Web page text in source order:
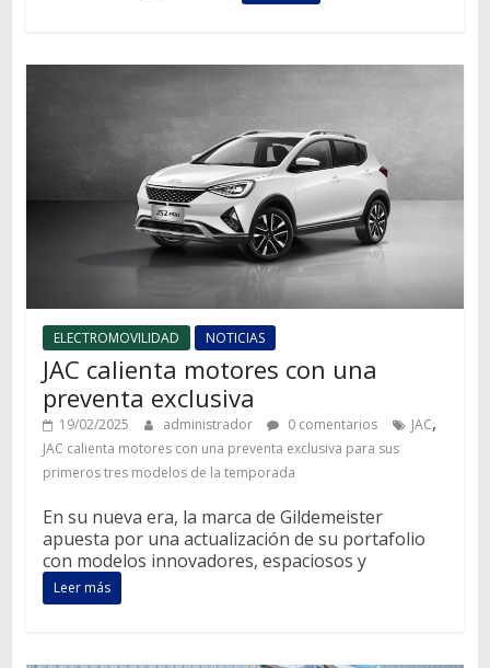
ELECTROMOVILIDAD NOTICIAS
JAC calienta motores con una
preventa exclusiva
19/02/2025 administrador 0 comentarios JAC,
JAC calienta motores con una preventa exclusiva para sus
primeros tres modelos de la temporada
En su nueva era, la marca de Gildemeister
apuesta por una actualización de su portafolio
con modelos innovadores, espaciosos y
Leer más